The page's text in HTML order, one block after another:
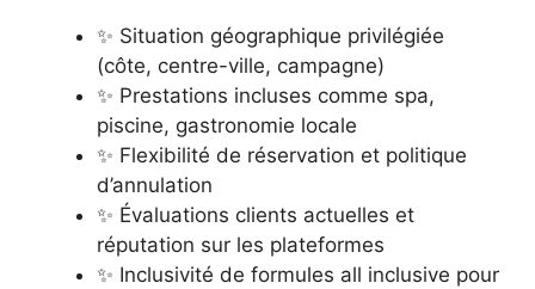
✨ Situation géographique privilégiée
(côte, centre-ville, campagne)
✨ Prestations incluses comme spa,
piscine, gastronomie locale
✨ Flexibilité de réservation et politique
d’annulation
✨ Évaluations clients actuelles et
réputation sur les plateformes
✨ Inclusivité de formules all inclusive pour